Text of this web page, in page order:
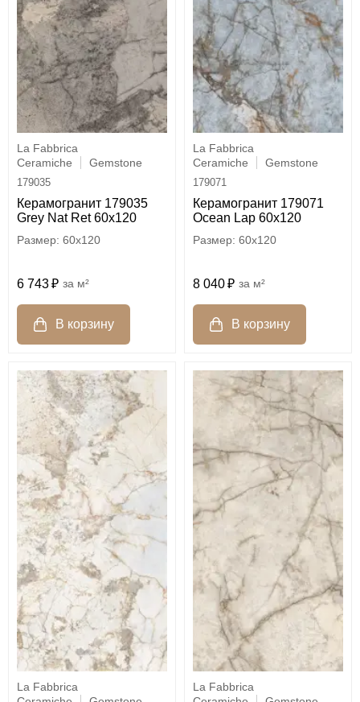
La Fabbrica
Ceramiche
Gemstone
179035
Керамогранит 179035
Grey Nat Ret 60x120
60x120
6 743 м²
La Fabbrica
Ceramiche
Gemstone
179071
Керамогранит 179071
Ocean Lap 60x120
60x120
8 040 м²
La Fabbrica
La Fabbrica